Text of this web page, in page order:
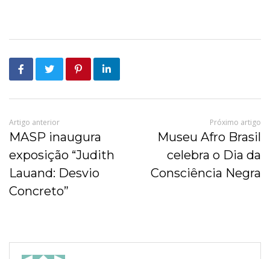
Artigo anterior
MASP inaugura
exposição “Judith
Lauand: Desvio
Concreto”
Próximo artigo
Museu Afro Brasil
celebra o Dia da
Consciência Negra